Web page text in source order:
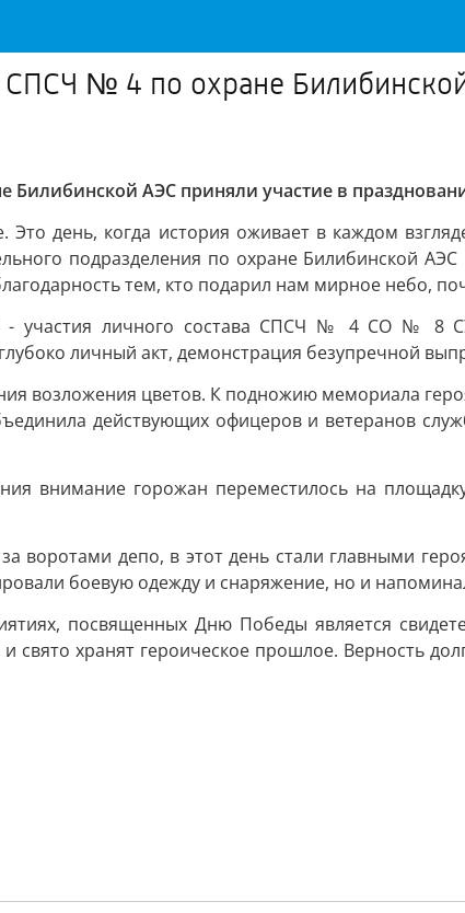
№ 4 по охране
Билибинской АЭС приняли участие в
день, когда история оживает в каждом
подразделения по охране Билибинской
тем, кто подарил нам мирное небо,
- участия личного состава СПСЧ № 4 СО №
личный акт, демонстрация безупречной
возложения цветов. К подножию мемориала
действующих офицеров и ветеранов
внимание горожан переместилось на
депо, в этот день стали главными
боевую одежду и снаряжение, но и
посвященных Дню Победы является
хранят героическое прошлое. Верность